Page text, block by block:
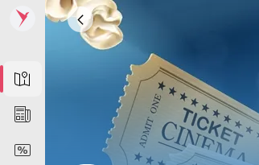
Map
News
DiscountCard